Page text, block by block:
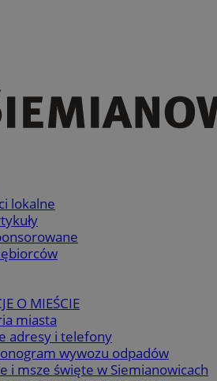
lokalne
O MIEŚCIE
miasta
adresy i telefony
wywozu odpadów
i msze święte w Siemianowicach